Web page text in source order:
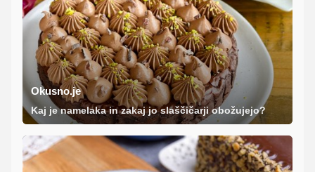
Okusno.je
Kaj je namelaka in zakaj jo slaščičarji obožujejo?